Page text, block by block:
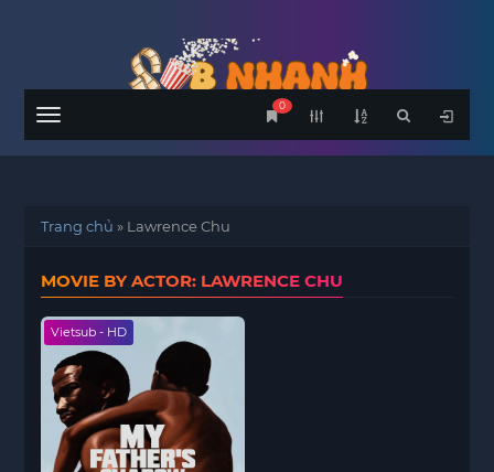
Menu
0
Trang chủ » Lawrence Chu
MOVIE BY ACTOR: LAWRENCE CHU
Vietsub - HD